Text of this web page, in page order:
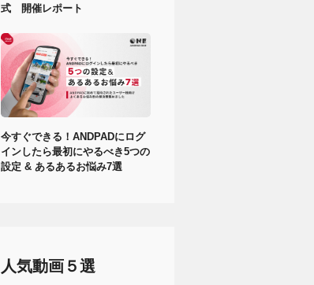
式 開催レポート
今すぐできる！ANDPADにログ
インしたら最初にやるべき5つの
設定 & あるあるお悩み7選
人気動画５選